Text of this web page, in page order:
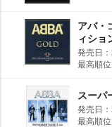
アバ・
ィショ
発売日
最高順
スーパ
発売日
最高順